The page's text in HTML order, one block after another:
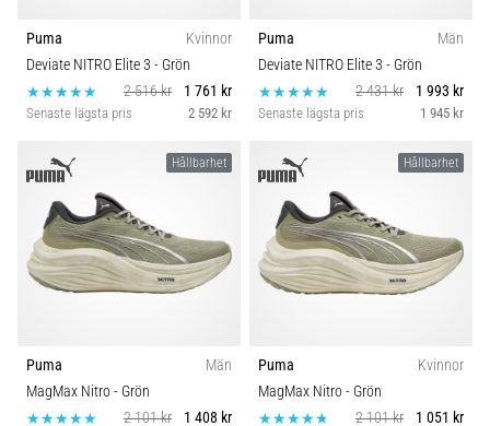
Puma
Kvinnor
Deviate NITRO Elite 3 - Grön
2 516 kr
1 761 kr
Senaste lägsta pris 2 592 kr
Puma
Män
Deviate NITRO Elite 3 - Grön
2 431 kr
1 993 kr
Senaste lägsta pris 1 945 kr
Hållbarhet
Puma
Män
MagMax Nitro- Grön
2 101 kr
1 408 kr
Hållbarhet
Puma
Kvinnor
MagMax Nitro- Grön
2 101 kr
1 051 kr